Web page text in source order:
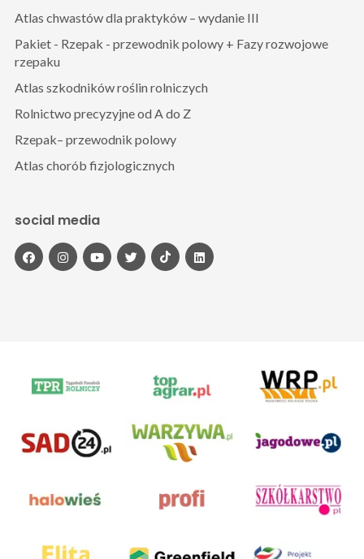
Atlas chwastów dla praktyków – wydanie III
Pakiet - Rzepak - przewodnik polowy + Fazy rozwojowe
rzepaku
Atlas szkodników roślin rolniczych
Rolnictwo precyzyjne od A do Z
Rzepak– przewodnik polowy
Atlas chorób fizjologicznych
social media